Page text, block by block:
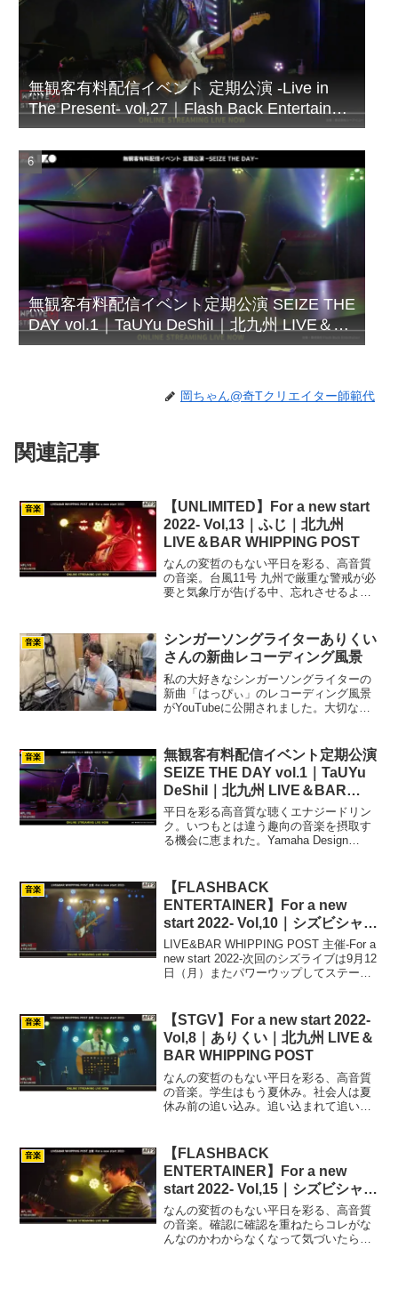
無観客有料配信イベント 定期公演 -Live in
The Present- vol,27｜Flash Back Entertainer
シズビシャス｜北九州 LIVE＆BAR
WHIPPING POST
無観客有料配信イベント定期公演 SEIZE THE
DAY vol.1｜TaUYu DeShiI｜北九州 LIVE＆
BAR WHIPPING POST
岡ちゃん@奇Tクリエイター師範代
関連記事
音楽
【UNLIMITED】For a new start
2022- Vol,13｜ふじ｜北九州
LIVE＆BAR WHIPPING POST
なんの変哲のもない平日を彩る、高音質
の音楽。台風11号 九州で厳重な警戒が必
要と気象庁が告げる中、忘れさせるよう
音質がさらにふくよかに。For a new
start ...
音楽
シンガーソングライターありくい
さんの新曲レコーディング風景
私の大好きなシンガーソングライターの
新曲「はっぴぃ」のレコーディング風景
がYouTubeに公開されました。大切な人
す。ライブでは先駆けて何度か聞いたこ
とあるのですが、レコ...
音楽
無観客有料配信イベント定期公演
SEIZE THE DAY vol.1｜TaUYu
DeShiI｜北九州 LIVE＆BAR
WHIPPING POST
平日を彩る高音質な聴くエナジードリン
ク。いつもとは違う趣向の音楽を摂取す
る機会に恵まれた。Yamaha Design
れる神秘的な曲に合わせて、『TE...
音楽
【FLASHBACK
ENTERTAINER】For a new
start 2022- Vol,10｜シズビシャス
｜北九州 LIVE＆BAR WHIPPING
POST
LIVE&BAR WHIPPING POST 主催-For a
new start 2022-次回のシズライブは9月12
日（月）またパワーウップしてステージ
音楽
【STGV】For a new start 2022-
Vol,8｜ありくい｜北九州 LIVE＆
BAR WHIPPING POST
なんの変哲のもない平日を彩る、高音質
の音楽。学生はもう夏休み。社会人は夏
休み前の追い込み。追い込まれて追い込
うことで、テーマは『元気の出る曲』オ
リジナルソング3曲、カヴ...
音楽
【FLASHBACK
ENTERTAINER】For a new
start 2022- Vol,15｜シズビシャス
｜北九州 LIVE＆BAR WHIPPING
POST
なんの変哲のもない平日を彩る、高音質
の音楽。確認に確認を重ねたらコレがな
んなのかわからなくなって気づいたら夜